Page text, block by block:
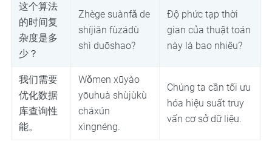
这个算法
的时间复
杂度是多
少？
Zhège suànfǎ de
shíjiān fùzádù
shì duōshao?
Độ phức tạp thời
gian của thuật toán
này là bao nhiêu?
我们需要
优化数据
库查询性
能。
Wǒmen xūyào
yōuhuà shùjùkù
cháxún
xìngnéng.
Chúng ta cần tối ưu
hóa hiệu suất truy
vấn cơ sở dữ liệu.